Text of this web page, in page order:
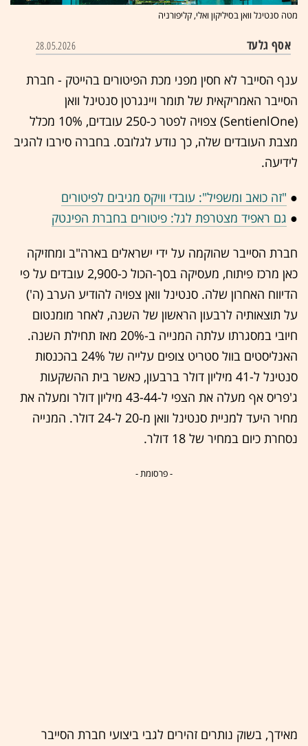
מטה סנטינל וואן בסיליקון ואלי, קליפורניה
אסף גלעד 28.05.2026
ענף הסייבר לא חסין מפני מכת הפיטורים בהייטק - חברת
הסייבר האמריקאית של תומר ויינגרטן סנטינל וואן
(SentienlOne) צפויה לפטר כ-250 עובדים, 10% מכלל
מצבת העובדים שלה, כך נודע לגלובס. בחברה סירבו להגיב
לידיעה.
● "זה כואב ומשפיל": עובדי וויקס מגיבים לפיטורים
● גם ראפיד מצטרפת לגל: פיטורים בחברת הפינטק
חברת הסייבר שהוקמה על ידי ישראלים בארה"ב ומחזיקה
כאן מרכז פיתוח, מעסיקה בסך-הכול כ-2,900 עובדים על פי
הדיווח האחרון שלה. סנטינל וואן צפויה להודיע הערב (ה')
על תוצאותיה לרבעון הראשון של השנה, לאחר מומנטום
חיובי במסגרתו עלתה המנייה ב-20% מאז תחילת השנה.
האנליסטים בוול סטריט צופים עלייה של 24% בהכנסות
סנטינל ל-41 מיליון דולר ברבעון, כאשר בית ההשקעות
ג'פריס אף מעלה את הצפי ל-43-44 מיליון דולר ומעלה את
מחיר היעד למניית סנטינל וואן מ-20 ל-24 דולר. המנייה
נסחרת כיום במחיר של 18 דולר.
- פרסומת -
מאידך, בשוק נותרים זהירים לגבי ביצועי חברת הסייבר